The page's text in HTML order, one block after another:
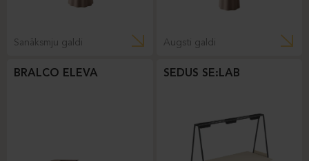
Sanāksmju galdi Augsti galdi
BRALCO ELEVA SEDUS SE:LAB